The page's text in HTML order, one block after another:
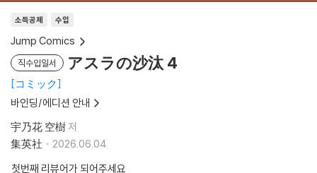
소득공제 수입
Jump Comics
직수입일서 アスラの沙汰 4
コミック
바인딩/에디션 안내
宇乃花 空樹저
集英社
2026.06.04.
첫번째 리뷰어가 되어주세요